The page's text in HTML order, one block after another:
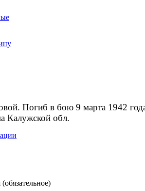
Погиб в бою 9 марта 1942
Калужской обл.